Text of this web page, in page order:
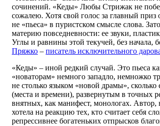
сочинений. «Кеды» Любы Стрижак не
сожалею. Хотя свой голос за главный
не «пьеса» в пуристском смысле слова.
материю повседневности: ее звуки,
Углы и равнины этой текучей, без начала,
Пряжко – писатель исключительного
«Кеды» – иной редкий случай. Это пьеса
«новаторам» немного западло, немножко
не столько языком «новой драмы»,
(места и времени), развернутым в точных
внятных, как манифест, монологах. Автор,
хотела на реакцию тех, кто считает себя
репрессивнее богатеньких отпрысков